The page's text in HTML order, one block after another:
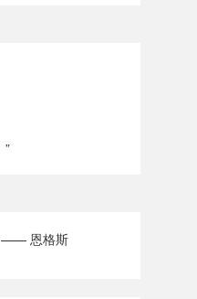
”
—— 恩格斯